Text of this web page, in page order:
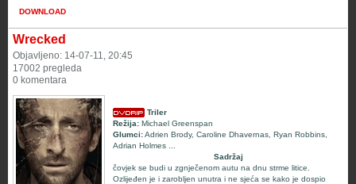
DOWNLOAD
Wrecked
Objavljeno: 14-07-11, 20:45
17002 pregleda
0 komentara
Triler
Režija: Michael Greenspan
Glumci:Adrien Brody, Caroline Dhavernas Ryan Robbins
Adrian Holmes
Sadržaj
čovjek se budi u zgnječenom autu na dnu strme litice.
Ozlijeđen je i zarobljen unutra i ne sjeća se kako je dospio